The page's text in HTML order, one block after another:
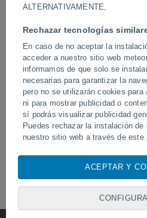
ALTERNATIVAMENTE,
Rechazar tecnologías
En caso de no aceptar la
acceder a nuestro sitio web
informamos de que solo se
necesarias para garantizar la
pero no se utilizarán cookies para
ni para mostrar publicidad o
sí podrás visualizar publicidad
Puedes rechazar la instalación
nuestro sitio web a través de este
Con su consentimiento, nosotros
cookies, identificadores únicos o
visita en este sitio web, las
identificadores de cookies. Es
ACEPTAR Y
Erupción y actividad intensa en el
volcán de Fuego, Guatemala.